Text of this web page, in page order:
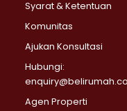
Properti Dijual di
Properti Dijual di
Properti Dijual di
Properti Dijual di
Properti Dijual di
Syarat & Ketentuan
Komunitas
Ajukan Konsultasi
Hubungi:
enquiry@belirumah.co
Agen Properti